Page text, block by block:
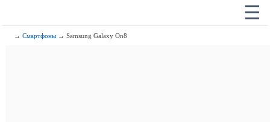
☰
→Смартфоны → Samsung Galaxy On8